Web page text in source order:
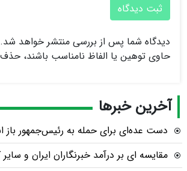
ثبت دیدگاه
دیدگاه شما پس از بررسی منتشر خواهد
حاوی توهین یا الفاظ نامناسب باشند،
آخرین خبرها
دست عده‌ای برای حمله به رئیس‌جمهور
مقایسه ای بر درآمد خبرنگاران ایران و